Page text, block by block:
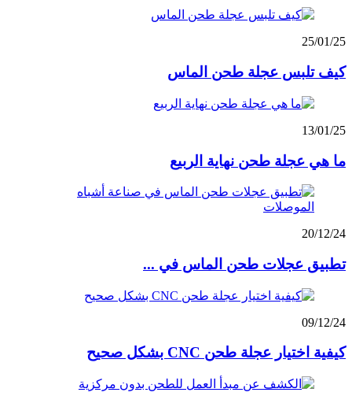
25/01/25
كيف تلبس عجلة طحن الماس
13/01/25
ما هي عجلة طحن نهاية الربيع
20/12/24
تطبيق عجلات طحن الماس في ...
09/12/24
كيفية اختيار عجلة طحن CNC بشكل صحيح